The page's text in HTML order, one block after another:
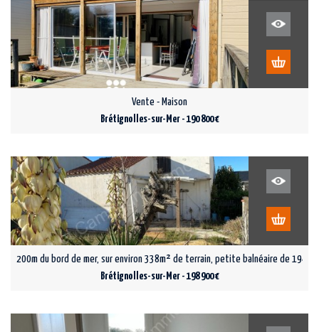
Vente - Maison
Brétignolles-sur-Mer - 190 800 €
200m du bord de mer, sur environ 338m² de terrain, petite balnéaire de 1948
Brétignolles-sur-Mer - 198 900 €